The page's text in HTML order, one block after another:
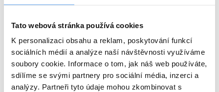
Tato webová stránka používá cookies
K personalizaci obsahu a reklam, poskytování funkcí
sociálních médií a analýze naší návštěvnosti využíváme
soubory cookie. Informace o tom, jak náš web používáte,
sdílíme se svými partnery pro sociální média, inzerci a
analýzy. Partneři tyto údaje mohou zkombinovat s
Dostupnost:
4 280 Kč/ ks
Typ Popis
BAT 103, dvouelektrodová
platinová
Pro biamperometrické popř.
bipotenciometrické titrace
Vlhkostní analyzátory - váhy sušicí
Viskozimetry